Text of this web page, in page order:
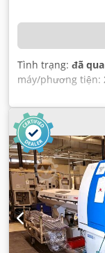
Tình trạng: đã
máy/phương tiện: